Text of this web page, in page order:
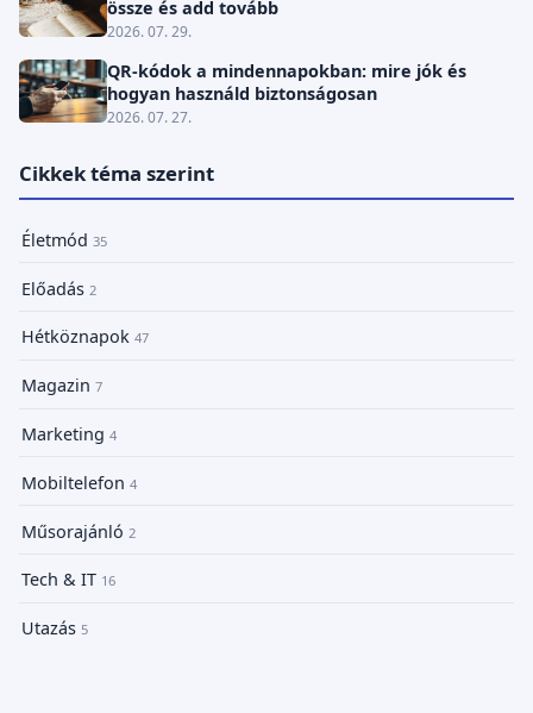
össze és add tovább
2026. 07. 29.
QR-kódok a mindennapokban: mire jók és
hogyan használd biztonságosan
2026. 07. 27.
Cikkek téma szerint
Életmód 35
Előadás 2
Hétköznapok 47
Magazin 7
Marketing 4
Mobiltelefon 4
Műsorajánló 2
Tech & IT 16
Utazás 5